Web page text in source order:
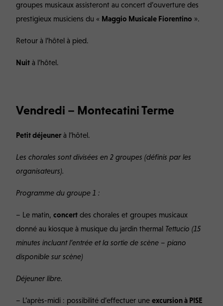
groupes musicaux assisteront au concert d’ouverture des
prestigieux musiciens du « Maggio Musicale Fiorentino ».
Retour à l’hôtel à pied.
Nuit à l’hôtel.
Vendredi – Montecatini Terme
Petit déjeuner à l’hôtel.
Les chorales sont divisées en 2 groupes (définis par les
organisateurs).
Programme du groupe 1 :
– Le matin,concert des chorales et groupes musicaux
donné au kiosque à musique du jardin thermal Tettucio (15
minutes incluant l’entrée et la sortie de scène –piano
disponible sur scène)
Déjeuner libre.
– L’après-midi : possibilité d’effectuer uneexcursion à PISE